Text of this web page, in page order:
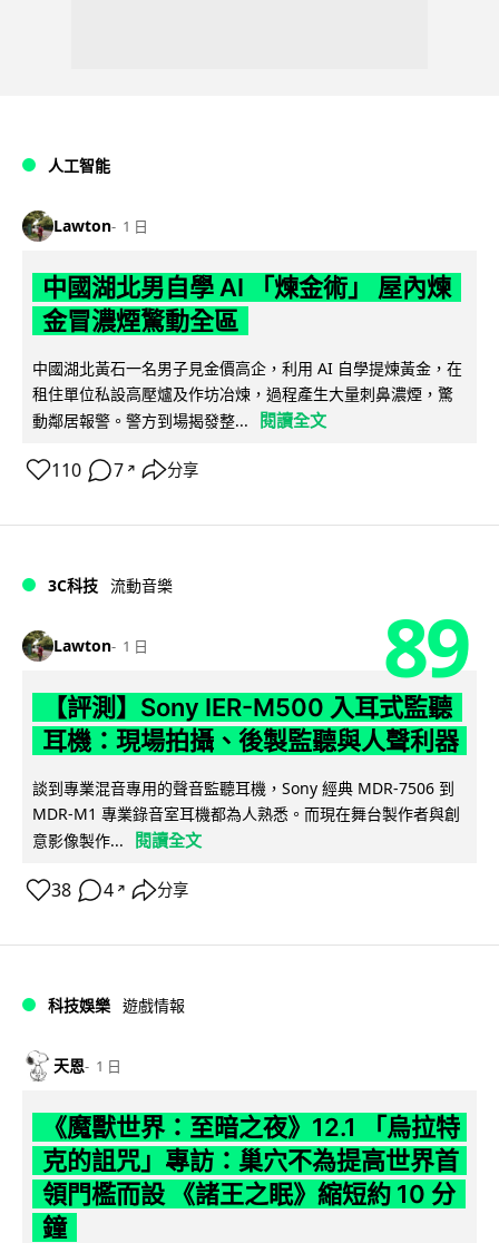
人工智能
Lawton 1 日
中國湖北男自學 AI 「煉金術」 屋內煉
金冒濃煙驚動全區
中國湖北黃石一名男子見金價高企，利用 AI 自學提煉黃金，在
租住單位私設高壓爐及作坊冶煉，過程產生大量刺鼻濃煙，驚
動鄰居報警。警方到場揭發整...
閱讀全文
110 7 ↗ 分享
3C科技 流動音樂
Lawton 1 日 89
【評測】Sony IER-M500 入耳式監聽
耳機：現場拍攝、後製監聽與人聲利器
談到專業混音專用的聲音監聽耳機，Sony 經典 MDR-7506 到
MDR-M1 專業錄音室耳機都為人熟悉。而現在舞台製作者與創
意影像製作...
閱讀全文
38 4 ↗ 分享
科技娛樂 遊戲情報
天恩 1 日
《魔獸世界：至暗之夜》12.1 「烏拉特
克的詛咒」專訪：巢穴不為提高世界首
領門檻而設 《諸王之眠》縮短約 10 分
鐘